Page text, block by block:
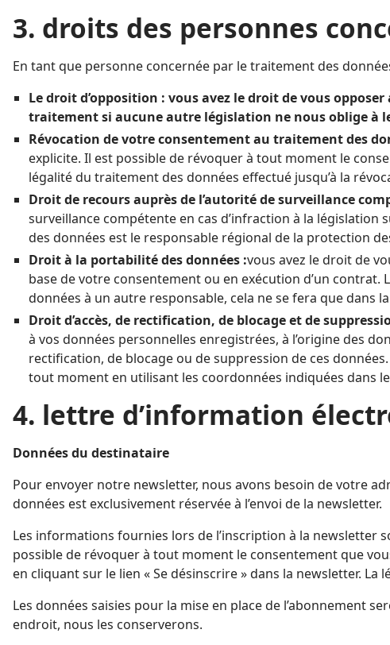
3. droits des personnes
En tant que personne concernée par le traitement des
Le droit d’opposition : vous avez le droit de vous
traitement si aucune autre législation ne nous oblige à
Révocation de votre consentement au traitement des
explicite. Il est possible de révoquer à tout moment le
légalité du traitement des données effectué jusqu’à la
Droit de recours auprès de l’autorité de surveillance
surveillance compétente en cas d’infraction à la
des données est le responsable régional de la protection
Droit à la portabilité des données :vous avez le droit de
base de votre consentement ou en exécution d’un contrat. La mise à
données à un autre responsable, cela ne se fera que dans
Droit d’accès, de rectification, de blocage et de
à vos données personnelles enregistrées, à l’origine des
rectification, de blocage ou de suppression de ces
tout moment en utilisant les coordonnées indiquées dans
4. lettre d’information
Données du destinataire
Pour envoyer notre newsletter, nous avons besoin de votre
données est exclusivement réservée à l’envoi de la newsletter.
Les informations fournies lors de l’inscription à la newsletter
possible de révoquer à tout moment le consentement que
en cliquant sur le lien « Se désinscrire » dans la newsletter.
Les données saisies pour la mise en place de l’abonnement
endroit, nous les conserverons.